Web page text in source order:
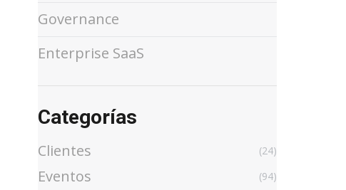
Governance
Enterprise SaaS
Categorías
Clientes (24)
Eventos (94)